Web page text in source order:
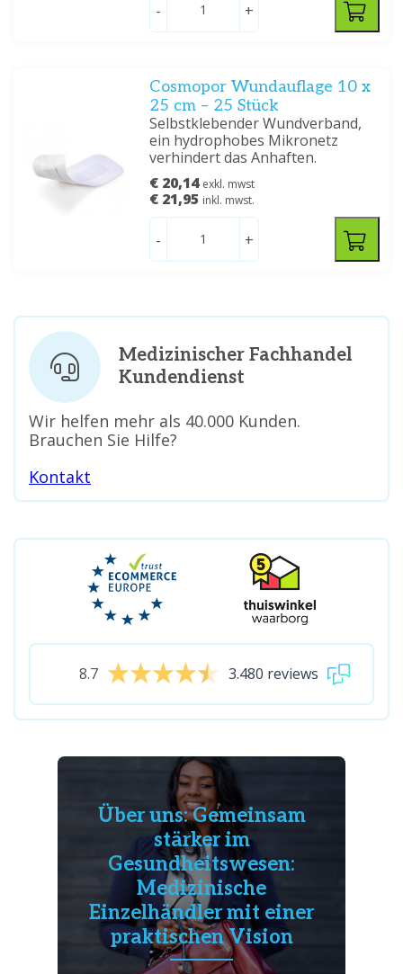
- +
Cosmopor Wundauflage 10 x
25 cm – 25 Stück
Selbstklebender Wundverband,
ein hydrophobes Mikronetz
verhindert das Anhaften.
€ 20,14 exkl. mwst
€ 21,95 inkl. mwst.
- +
Medizinischer Fachhandel
Kundendienst
Wir helfen mehr als 40.000 Kunden.
Brauchen Sie Hilfe?
Kontakt
8.7 3.480 reviews
Über uns: Gemeinsam
stärker im
Gesundheitswesen:
Medizinische
Einzelhändler mit einer
praktischen Vision